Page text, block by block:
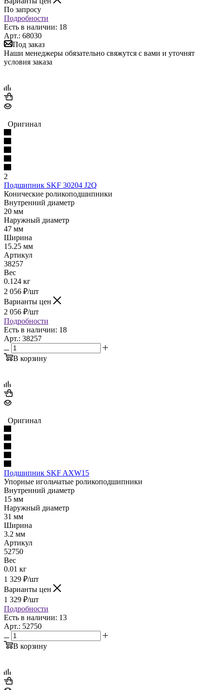
По запросу
Подробности
Есть в наличии: 18
Арт.: 68030
Под заказ
Наши менеджеры обязательно свяжутся с вами и уточнят
условия заказа
Оригинал
2
Подшипник SKF 30204 J2Q
Конические роликоподшипники
Внутренний диаметр
20 мм
Наружный диаметр
47 мм
Ширина
15.25 мм
Артикул
38257
Вес
0.124 кг
2 056 ₽/шт
Варианты цен
2 056 ₽/шт
Подробности
Есть в наличии: 18
Арт.: 38257
В корзину
Оригинал
Подшипник SKF AXW15
Упорные игольчатые роликоподшипники
Внутренний диаметр
15 мм
Наружный диаметр
31 мм
Ширина
3.2 мм
Артикул
52750
Вес
0.01 кг
1 329 ₽/шт
Варианты цен
1 329 ₽/шт
Подробности
Есть в наличии: 13
Арт.: 52750
В корзину